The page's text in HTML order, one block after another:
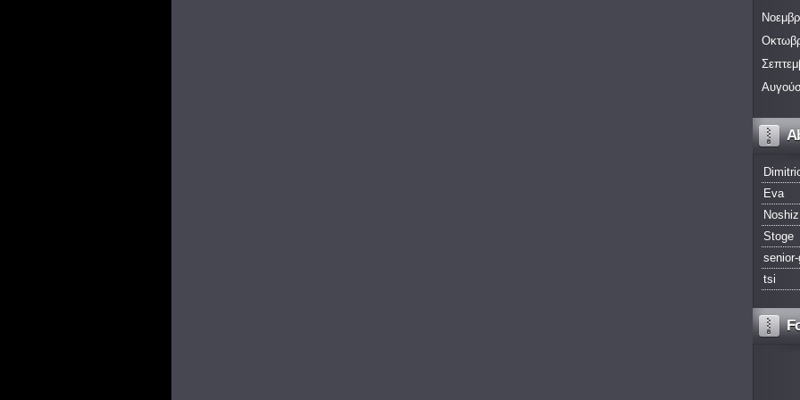
Eva
Noshiz
Stoge
tsi